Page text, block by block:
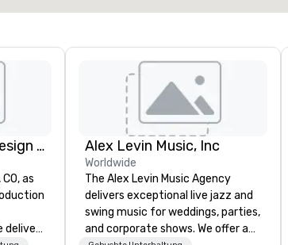
Rythm EFX Event Design & Fabrication
as
Alex Levin Music, Inc
Worldwide
The Alex Levin Music Agency
delivers exceptional live jazz and
swing music for weddings, parties,
and corporate shows. We offer a